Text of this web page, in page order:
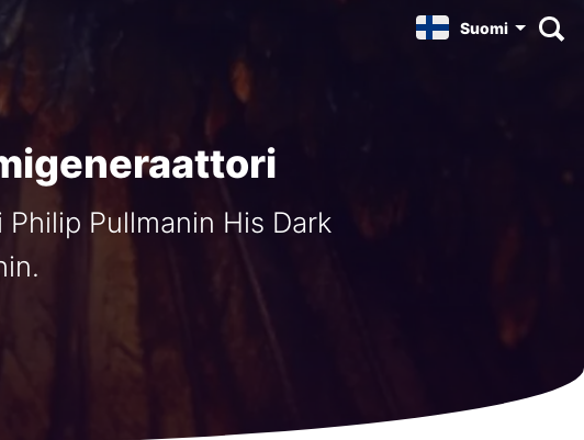
Suomi
Pullmanin His Dark